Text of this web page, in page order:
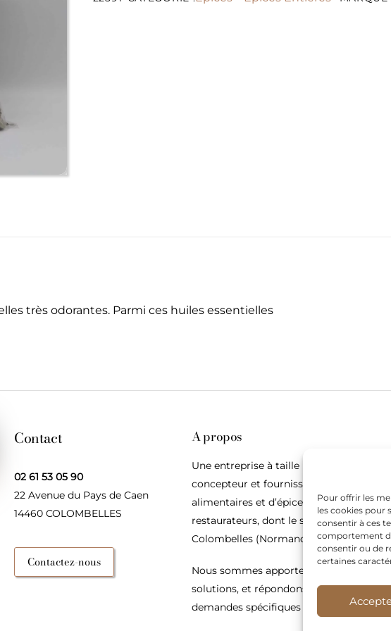
Pour offrir les
les cookies pour
consentir à ces
comportement
consentir ou de
certaines
très odorantes. Parmi ces huiles essentielles
Contact
02 61 53 05 90
22 Avenue du Pays de Caen
14460 COLOMBELLES
Contactez-nous
A propos
Une entreprise à taille humaine,
concepteur et fournisseur de produits
alimentaires et d’épices pour les
restaurateurs, dont le siège social est à
Colombelles (Normandie).
Nous sommes apporteurs d’idées, de
solutions, et répondons présents pour
demandes spécifiques des restaurateurs.